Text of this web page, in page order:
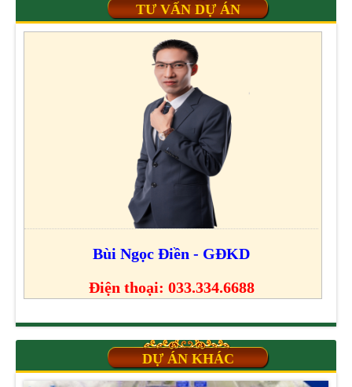
TƯ VẤN DỰ ÁN
Bùi Ngọc Điền - GĐKD
Điện thoại: 033.334.6688
DỰ ÁN KHÁC